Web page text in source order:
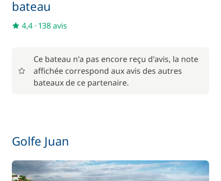
bateau
4,4 · 138 avis
Ce bateau n'a pas encore reçu d'avis, la note
affichée correspond aux avis des autres
bateaux de ce partenaire.
Golfe Juan